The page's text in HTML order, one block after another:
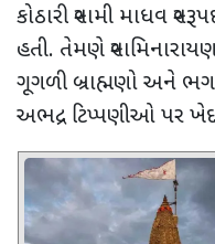
કોઠારી સ્વામી માધવ
હતી. તેમણે
ગૂગળી બ્રાહ્મણો અને
અભદ્ર ટિપ્પણીઓ પર ખેદ